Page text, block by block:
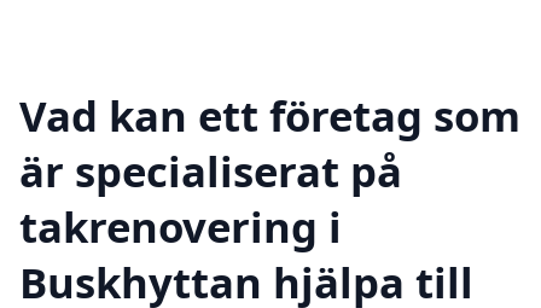
Vad kan ett företag som
är specialiserat på
takrenovering i
Buskhyttan hjälpa till